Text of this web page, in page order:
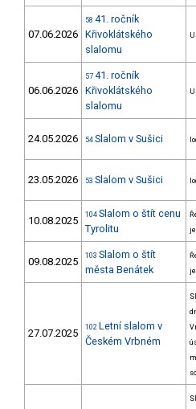
07.06.2026
58 41. ročník
Křivoklátského
slalomu
06.06.2026
57 41. ročník
Křivoklátského
slalomu
24.05.2026 54 Slalom v Sušici
23.05.2026 53 Slalom v Sušici
10.08.2025 104 Slalom o štít cenu
Tyrolitu
09.08.2025 103 Slalom o štít
města Benátek
27.07.2025 102 Letní slalom v
Českém Vrbném